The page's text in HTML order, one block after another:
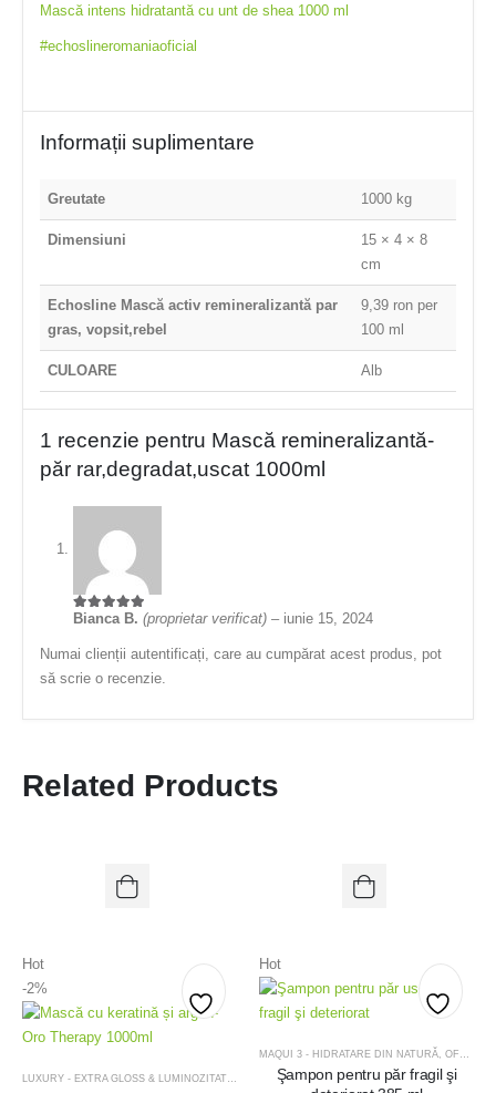
Mască intens hidratantă cu unt de shea 1000 ml
#echoslineromaniaoficial
Informații suplimentare
Greutate 1000 kg
Dimensiuni
15 × 4 × 8
cm
Echosline Mască activ remineralizantă par
gras, vopsit,rebel
9,39 ron per
100 ml
CULOARE Alb
1 recenzie pentru Mască remineralizantă-
păr rar,degradat,uscat 1000ml
5din 5
Bianca B. (proprietar verificat) – iunie 15, 2024
Numai clienții autentificați, care au cumpărat acest produs, pot
să scrie o recenzie.
Related Products
Hot
-2%
to
ARGAN - REVITALIZARE & LUMINOZITATE,OFERTE
Hot
to
MAQUI 3 - HIDRATARE DIN NATURĂ OFERTE
Şampon pentru păr fragil şi